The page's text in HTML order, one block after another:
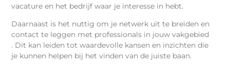
vacature en het bedrijf waar je interesse in hebt.
Daarnaast is het nuttig om je netwerk uit te breiden en
contact te leggen met professionals in jouw vakgebied
. Dit kan leiden tot waardevolle kansen en inzichten die
je kunnen helpen bij het vinden van de juiste baan.